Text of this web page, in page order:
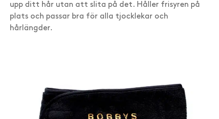
upp ditt hår utan att slita på det. Håller frisyren på
plats och passar bra för alla tjocklekar och
hårlängder.